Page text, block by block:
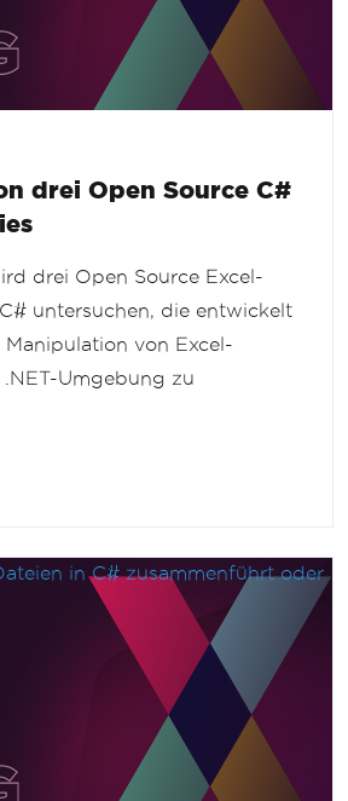
drei Open Source C#
drei Open Source Excel-
untersuchen, die entwickelt
von Excel-
Umgebung zu